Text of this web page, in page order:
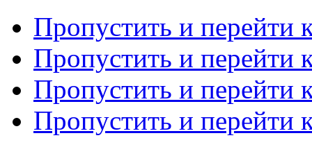
Пропустить и перейти
Пропустить и перейти
Пропустить и перейти
Пропустить и перейти